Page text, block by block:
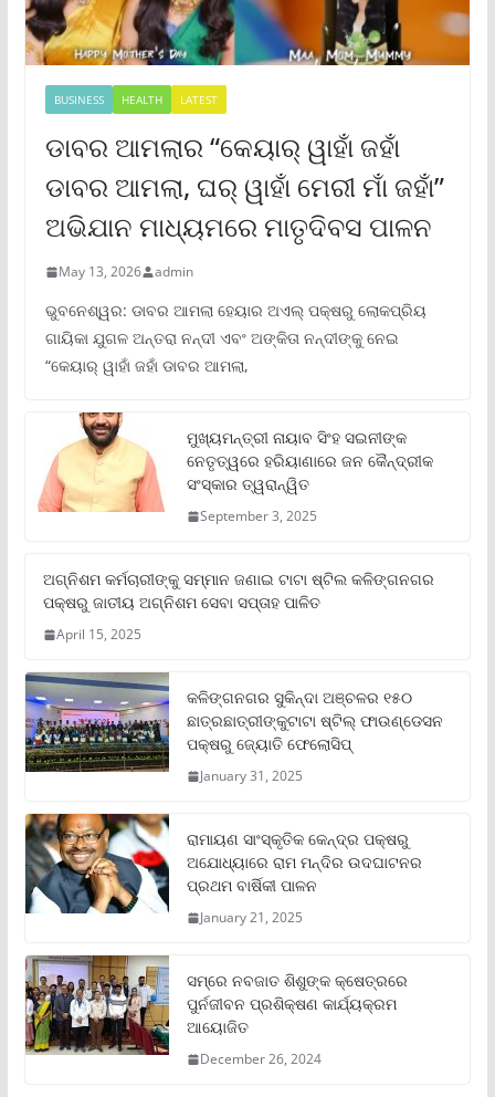
BUSINESS HEALTH LATEST
ଡାବର ଆମଲାର “କେୟାର୍ ୱାହାଁ ଜହାଁ
ଡାବର ଆମଲା, ଘର୍ ୱାହାଁ ମେରୀ ମାଁ ଜହାଁ”
ଅଭିଯାନ ମାଧ୍ୟମରେ ମାତୃଦିବସ ପାଳନ
May 13, 2026 admin
ଭୁବନେଶ୍ୱର: ଡାବର ଆମଲା ହେୟାର ଅଏଲ୍ ପକ୍ଷରୁ ଲୋକପ୍ରିୟ
ଗାୟିକା ଯୁଗଳ ଅନ୍ତରା ନନ୍ଦୀ ଏବଂ ଅଙ୍କିତା ନନ୍ଦୀଙ୍କୁ ନେଇ
“କେୟାର୍ ୱାହାଁ ଜହାଁ ଡାବର ଆମଲା,
ମୁଖ୍ୟମନ୍ତ୍ରୀ ନାୟାବ ସିଂହ ସଇନୀଙ୍କ
ନେତୃତ୍ୱରେ ହରିୟାଣାରେ ଜନ କୈନ୍ଦ୍ରୀକ
ସଂସ୍କାର ତ୍ୱରାନ୍ୱିତ
September 3, 2025
ଅଗ୍ନିଶମ କର୍ମଚାରୀଙ୍କୁ ସମ୍ମାନ ଜଣାଇ ଟାଟା ଷ୍ଟିଲ କଳିଙ୍ଗନଗର
ପକ୍ଷରୁ ଜାତୀୟ ଅଗ୍ନିଶମ ସେବା ସପ୍ତାହ ପାଳିତ
April 15, 2025
କଳିଙ୍ଗନଗର ସୁକିନ୍ଦା ଅଞ୍ଚଳର ୧୫୦
ଛାତ୍ରଛାତ୍ରୀଙ୍କୁଟାଟା ଷ୍ଟିଲ୍ ଫାଉଣ୍ଡେସନ
ପକ୍ଷରୁ ଜ୍ୟୋତି ଫେଲୋସିପ୍‌
January 31, 2025
ରାମାୟଣ ସାଂସ୍କୃତିକ କେନ୍ଦ୍ର ପକ୍ଷରୁ
ଅଯୋଧ୍ୟାରେ ରାମ ମନ୍ଦିର ଉଦଘାଟନର
ପ୍ରଥମ ବାର୍ଷିକୀ ପାଳନ
January 21, 2025
ସମ୍‌ରେ ନବଜାତ ଶିଶୁଙ୍କ କ୍ଷେତ୍ରରେ
ପୁର୍ନଜୀବନ ପ୍ରଶିକ୍ଷଣ କାର୍ଯ୍ୟକ୍ରମ
ଆୟୋଜିତ
December 26, 2024